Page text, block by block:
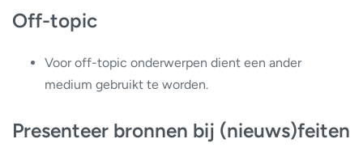
Off-topic
Voor off-topic onderwerpen dient een ander
medium gebruikt te worden.
Presenteer bronnen bij (nieuws)feiten